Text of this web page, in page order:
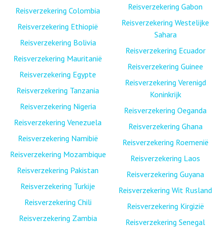
Reisverzekering Colombia
Reisverzekering Ethiopië
Reisverzekering Bolivia
Reisverzekering Mauritanië
Reisverzekering Egypte
Reisverzekering Tanzania
Reisverzekering Nigeria
Reisverzekering Venezuela
Reisverzekering Namibië
Reisverzekering Mozambique
Reisverzekering Pakistan
Reisverzekering Turkije
Reisverzekering Chili
Reisverzekering Zambia
Reisverzekering Gabon
Reisverzekering Westelijke
Sahara
Reisverzekering Ecuador
Reisverzekering Guinee
Reisverzekering Verenigd
Koninkrijk
Reisverzekering Oeganda
Reisverzekering Ghana
Reisverzekering Roemenië
Reisverzekering Laos
Reisverzekering Guyana
Reisverzekering Wit Rusland
Reisverzekering Kirgizië
Reisverzekering Senegal